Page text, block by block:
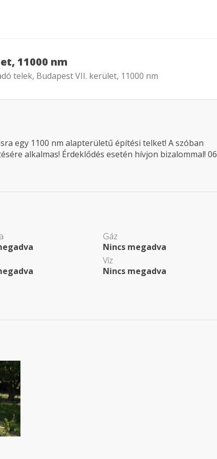
11000 nm
telek, Budapest VII. kerület, 11000 nm
egy 1100 nm alapterületű építési telket! A szóban
alkalmas! Érdeklődés esetén hívjon bizalommal! 06
Gáz
Nincs megadva
Víz
Nincs megadva